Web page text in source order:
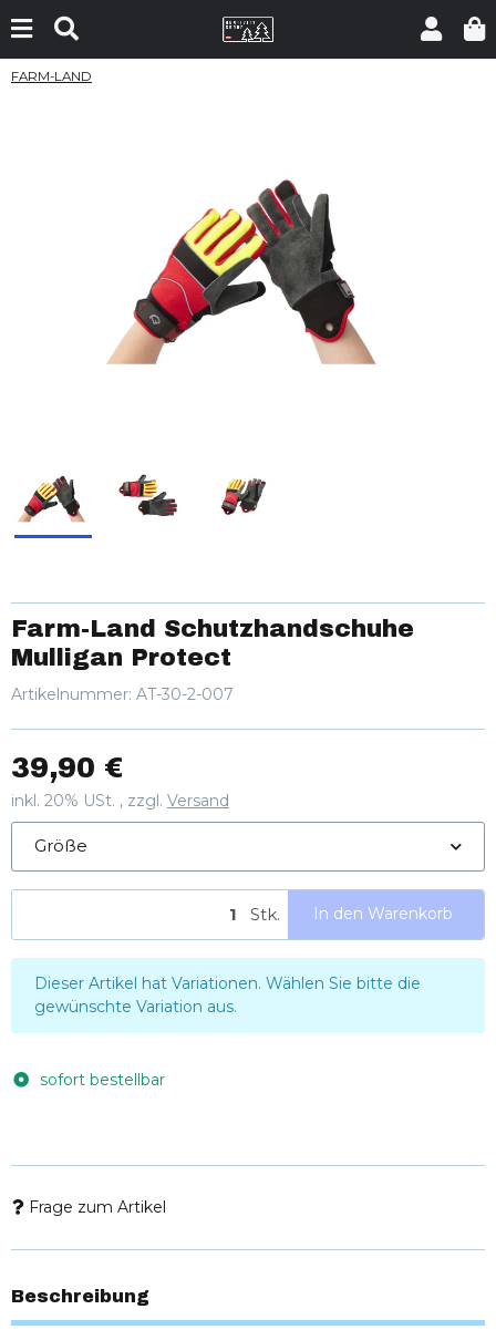
FARM-LAND
Farm-Land Schutzhandschuhe
Mulligan Protect
Artikelnummer: AT-30-2-007
39,90 €
inkl. 20% USt. , zzgl. Versand
Größe
Stk. In den Warenkorb
xDieser Artikel hat Variationen. Wählen Sie bitte die
gewünschte Variation aus.
sofort bestellbar
Frage zum Artikel
Beschreibung